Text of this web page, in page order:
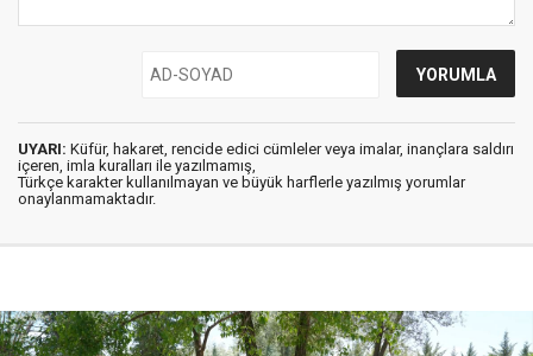
UYARI: Küfür, hakaret, rencide edici cümleler veya imalar, inançlara saldırı
içeren, imla kuralları ile yazılmamış,
Türkçe karakter kullanılmayan ve büyük harflerle yazılmış yorumlar
onaylanmamaktadır.